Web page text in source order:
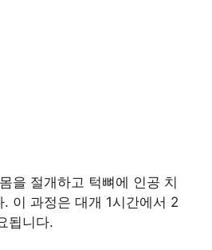
을 절개하고 턱뼈에 인공 치
. 이 과정은 대개 1시간에서 2
됩니다.